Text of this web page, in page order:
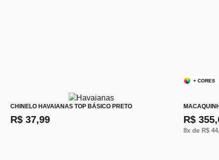
CHINELO HAVAIANAS TOP BÁSICO PRETO
R$ 37,99
+ CORES
R$
8x de R$